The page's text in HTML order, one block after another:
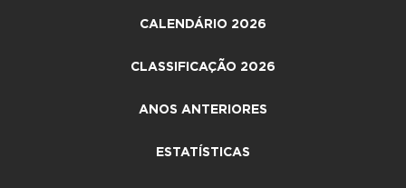
CALENDÁRIO 2026
CLASSIFICAÇÃO 2026
ANOS ANTERIORES
ESTATÍSTICAS